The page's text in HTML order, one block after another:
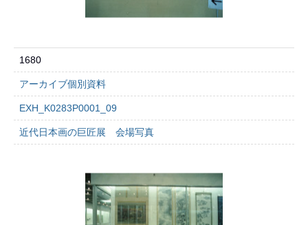
1680
アーカイブ個別資料
EXH_K0283P0001_09
近代日本画の巨匠展 会場写真